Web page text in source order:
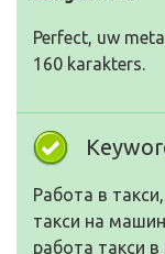
Perfect, uw
160 karakters.
Работа в
такси на
работа такси